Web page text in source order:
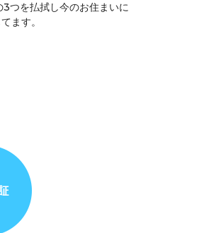
つを払拭し今のお住まいに
ます。